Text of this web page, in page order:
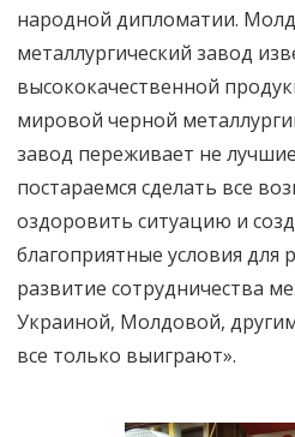
народной дипломатии.
металлургический завод
высококачественной
мировой черной
завод переживает не
постараемся сделать все
оздоровить ситуацию и
благоприятные условия для
развитие сотрудничества
Украиной, Молдовой,
все только выиграют».